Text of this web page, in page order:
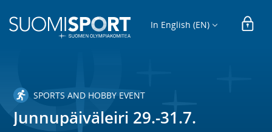
In English (EN)
SPORTS AND HOBBY EVENT
Junnupäiväleiri 29.-31.7.